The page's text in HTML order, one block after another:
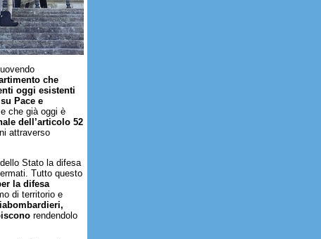
che
oggi esistenti
Pace e
che già oggi è
dell’articolo 52
attraverso
Stato la difesa
Tutto questo
la difesa
di territorio e
rendendolo